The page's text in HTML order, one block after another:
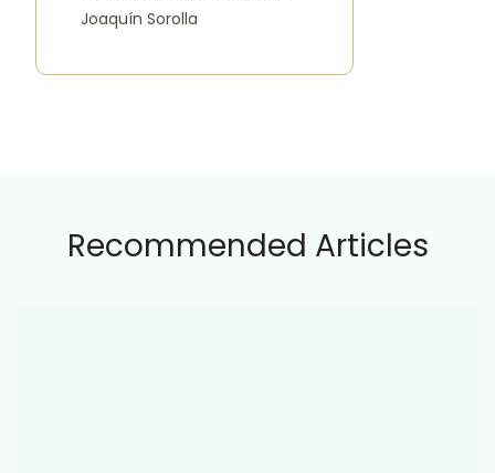
Joaquín Sorolla
Recommended Articles